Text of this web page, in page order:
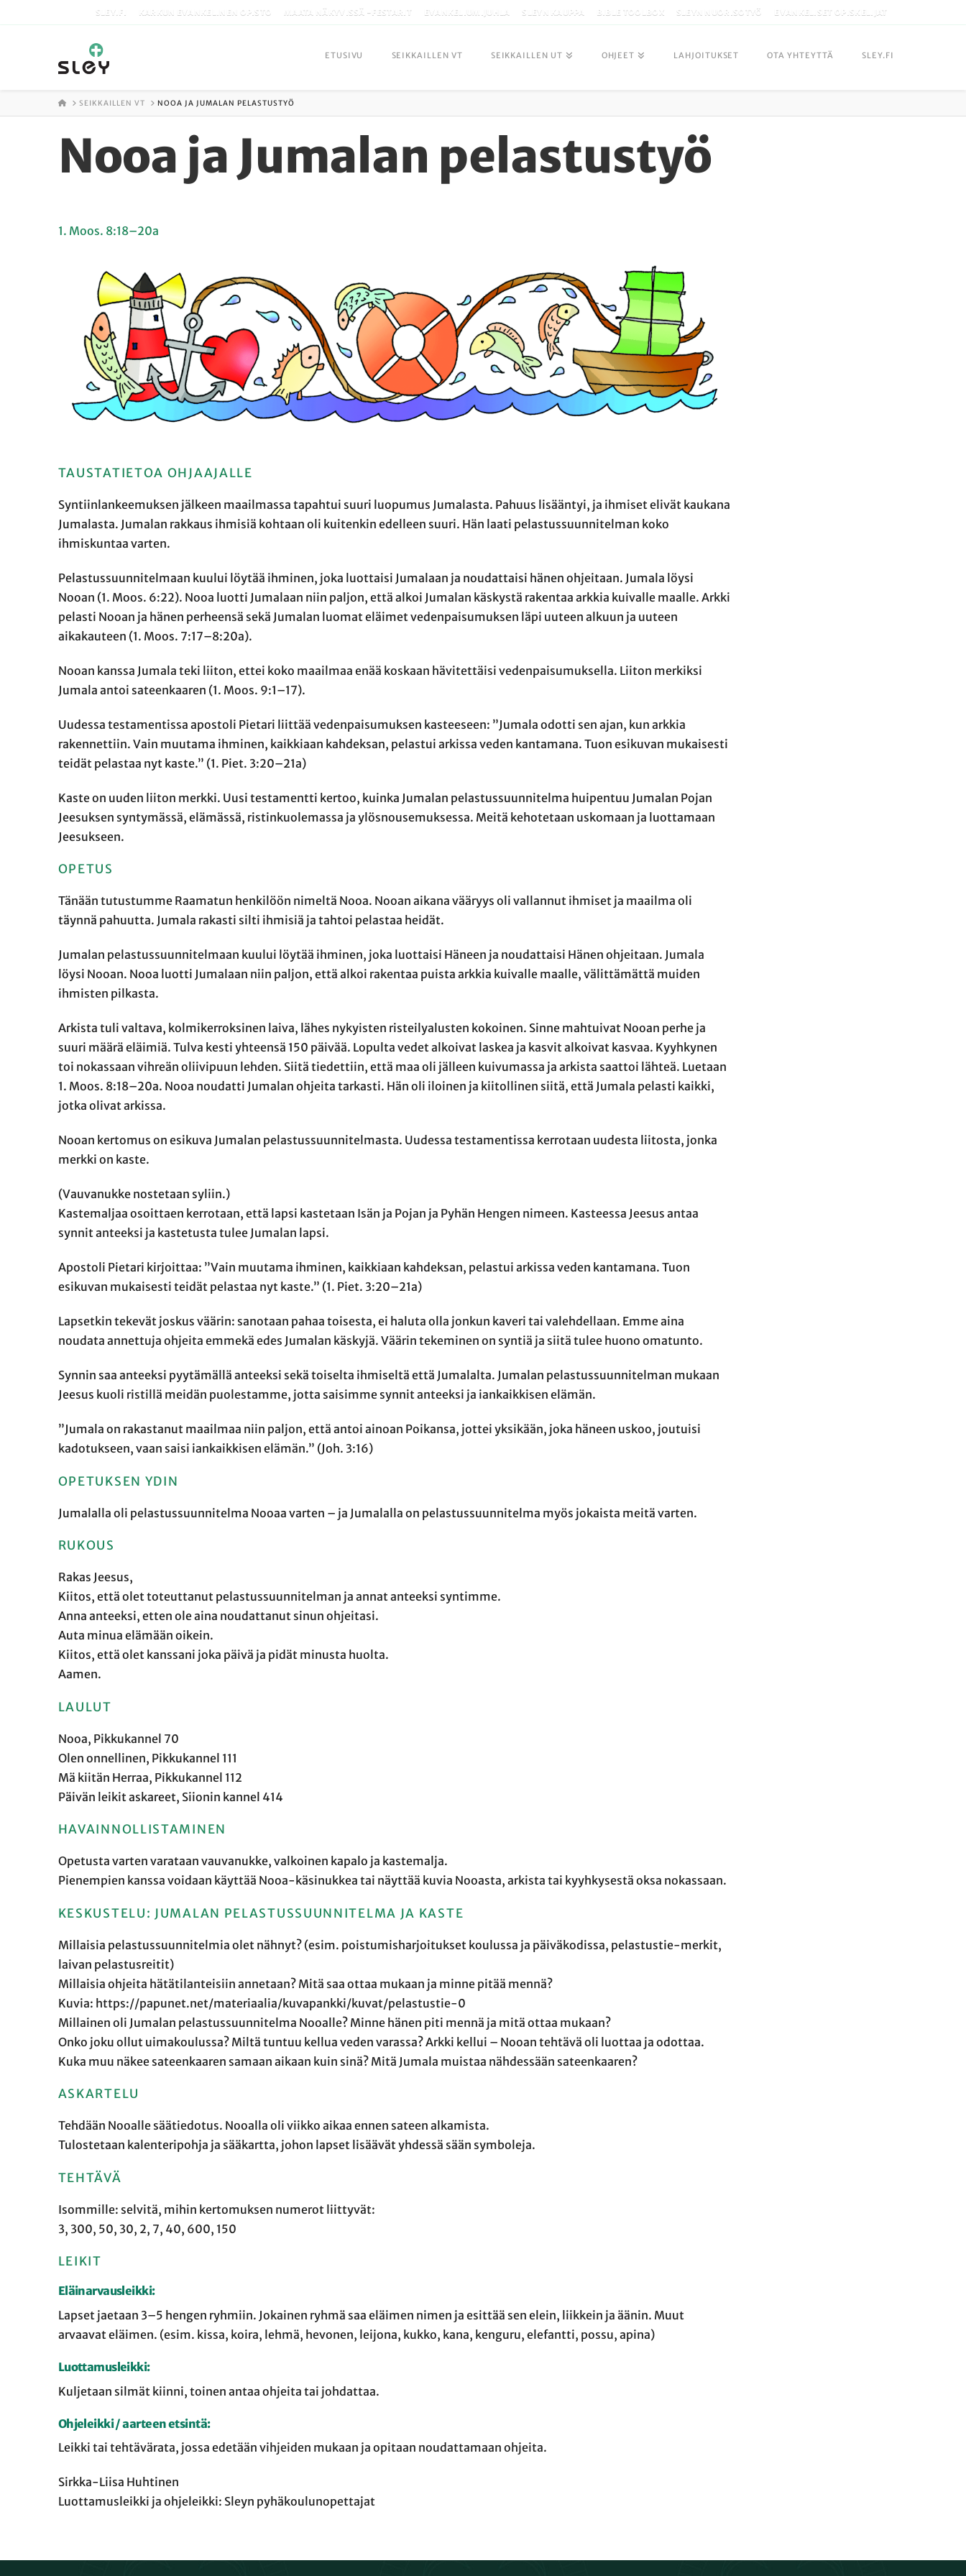
SLEY.FI KARKUN EVANKELINEN OPISTO MAATA NÄKYVISSÄ -FESTARIT EVANKELIUMIJUHLA SLEYN KAUPPA BIBLE TOOLBOX SLEYN NUORISOTYÖ EVANKELISET OPISKELIJAT
ETUSIVU SEIKKAILLEN VT SEIKKAILLEN UT OHJEET LAHJOITUKSET OTA YHTEYTTÄ SLEY.FI
ETUSIVU
SEIKKAILLEN VT NOOA JA JUMALAN PELASTUSTYÖ
Nooa ja Jumalan pelastustyö
1. Moos. 8:18–20a
TAUSTATIETOA OHJAAJALLE
Syntiinlankeemuksen jälkeen maailmassa tapahtui suuri luopumus Jumalasta. Pahuus lisääntyi, ja ihmiset elivät kaukana
Jumalasta. Jumalan rakkaus ihmisiä kohtaan oli kuitenkin edelleen suuri. Hän laati pelastussuunnitelman koko
ihmiskuntaa varten.
Pelastussuunnitelmaan kuului löytää ihminen, joka luottaisi Jumalaan ja noudattaisi hänen ohjeitaan. Jumala löysi
Nooan (1. Moos. 6:22). Nooa luotti Jumalaan niin paljon, että alkoi Jumalan käskystä rakentaa arkkia kuivalle maalle. Arkki
pelasti Nooan ja hänen perheensä sekä Jumalan luomat eläimet vedenpaisumuksen läpi uuteen alkuun ja uuteen
aikakauteen (1. Moos. 7:17–8:20a).
Nooan kanssa Jumala teki liiton, ettei koko maailmaa enää koskaan hävitettäisi vedenpaisumuksella. Liiton merkiksi
Jumala antoi sateenkaaren (1. Moos. 9:1–17).
Uudessa testamentissa apostoli Pietari liittää vedenpaisumuksen kasteeseen: ”Jumala odotti sen ajan, kun arkkia
rakennettiin. Vain muutama ihminen, kaikkiaan kahdeksan, pelastui arkissa veden kantamana. Tuon esikuvan mukaisesti
teidät pelastaa nyt kaste.” (1. Piet. 3:20–21a)
Kaste on uuden liiton merkki. Uusi testamentti kertoo, kuinka Jumalan pelastussuunnitelma huipentuu Jumalan Pojan
Jeesuksen syntymässä, elämässä, ristinkuolemassa ja ylösnousemuksessa. Meitä kehotetaan uskomaan ja luottamaan
Jeesukseen.
OPETUS
Tänään tutustumme Raamatun henkilöön nimeltä Nooa. Nooan aikana vääryys oli vallannut ihmiset ja maailma oli
täynnä pahuutta. Jumala rakasti silti ihmisiä ja tahtoi pelastaa heidät.
Jumalan pelastussuunnitelmaan kuului löytää ihminen, joka luottaisi Häneen ja noudattaisi Hänen ohjeitaan. Jumala
löysi Nooan. Nooa luotti Jumalaan niin paljon, että alkoi rakentaa puista arkkia kuivalle maalle, välittämättä muiden
ihmisten pilkasta.
Arkista tuli valtava, kolmikerroksinen laiva, lähes nykyisten risteilyalusten kokoinen. Sinne mahtuivat Nooan perhe ja
suuri määrä eläimiä. Tulva kesti yhteensä 150 päivää. Lopulta vedet alkoivat laskea ja kasvit alkoivat kasvaa. Kyyhkynen
toi nokassaan vihreän oliivipuun lehden. Siitä tiedettiin, että maa oli jälleen kuivumassa ja arkista saattoi lähteä. Luetaan
1. Moos. 8:18–20a. Nooa noudatti Jumalan ohjeita tarkasti. Hän oli iloinen ja kiitollinen siitä, että Jumala pelasti kaikki,
jotka olivat arkissa.
Nooan kertomus on esikuva Jumalan pelastussuunnitelmasta. Uudessa testamentissa kerrotaan uudesta liitosta, jonka
merkki on kaste.
(Vauvanukke nostetaan syliin.)
Kastemaljaa osoittaen kerrotaan, että lapsi kastetaan Isän ja Pojan ja Pyhän Hengen nimeen. Kasteessa Jeesus antaa
synnit anteeksi ja kastetusta tulee Jumalan lapsi.
Apostoli Pietari kirjoittaa: ”Vain muutama ihminen, kaikkiaan kahdeksan, pelastui arkissa veden kantamana. Tuon
esikuvan mukaisesti teidät pelastaa nyt kaste.” (1. Piet. 3:20–21a)
Lapsetkin tekevät joskus väärin: sanotaan pahaa toisesta, ei haluta olla jonkun kaveri tai valehdellaan. Emme aina
noudata annettuja ohjeita emmekä edes Jumalan käskyjä. Väärin tekeminen on syntiä ja siitä tulee huono omatunto.
Synnin saa anteeksi pyytämällä anteeksi sekä toiselta ihmiseltä että Jumalalta. Jumalan pelastussuunnitelman mukaan
Jeesus kuoli ristillä meidän puolestamme, jotta saisimme synnit anteeksi ja iankaikkisen elämän.
”Jumala on rakastanut maailmaa niin paljon, että antoi ainoan Poikansa, jottei yksikään, joka häneen uskoo, joutuisi
kadotukseen, vaan saisi iankaikkisen elämän.” (Joh. 3:16)
OPETUKSEN YDIN
Jumalalla oli pelastussuunnitelma Nooaa varten – ja Jumalalla on pelastussuunnitelma myös jokaista meitä varten.
RUKOUS
Rakas Jeesus,
Kiitos, että olet toteuttanut pelastussuunnitelman ja annat anteeksi syntimme.
Anna anteeksi, etten ole aina noudattanut sinun ohjeitasi.
Auta minua elämään oikein.
Kiitos, että olet kanssani joka päivä ja pidät minusta huolta.
Aamen.
LAULUT
Nooa, Pikkukannel 70
Olen onnellinen, Pikkukannel 111
Mä kiitän Herraa, Pikkukannel 112
Päivän leikit askareet, Siionin kannel 414
HAVAINNOLLISTAMINEN
Opetusta varten varataan vauvanukke, valkoinen kapalo ja kastemalja.
Pienempien kanssa voidaan käyttää Nooa-käsinukkea tai näyttää kuvia Nooasta, arkista tai kyyhkysestä oksa nokassaan.
KESKUSTELU: JUMALAN PELASTUSSUUNNITELMA JA KASTE
Millaisia pelastussuunnitelmia olet nähnyt? (esim. poistumisharjoitukset koulussa ja päiväkodissa, pelastustie-merkit,
laivan pelastusreitit)
Millaisia ohjeita hätätilanteisiin annetaan? Mitä saa ottaa mukaan ja minne pitää mennä?
Kuvia: https://papunet.net/materiaalia/kuvapankki/kuvat/pelastustie-0
Millainen oli Jumalan pelastussuunnitelma Nooalle? Minne hänen piti mennä ja mitä ottaa mukaan?
Onko joku ollut uimakoulussa? Miltä tuntuu kellua veden varassa? Arkki kellui – Nooan tehtävä oli luottaa ja odottaa.
Kuka muu näkee sateenkaaren samaan aikaan kuin sinä? Mitä Jumala muistaa nähdessään sateenkaaren?
ASKARTELU
Tehdään Nooalle säätiedotus. Nooalla oli viikko aikaa ennen sateen alkamista.
Tulostetaan kalenteripohja ja sääkartta, johon lapset lisäävät yhdessä sään symboleja.
TEHTÄVÄ
Isommille: selvitä, mihin kertomuksen numerot liittyvät:
3, 300, 50, 30, 2, 7, 40, 600, 150
LEIKIT
Eläinarvausleikki:
Lapset jaetaan 3–5 hengen ryhmiin. Jokainen ryhmä saa eläimen nimen ja esittää sen elein, liikkein ja äänin. Muut
arvaavat eläimen. (esim. kissa, koira, lehmä, hevonen, leijona, kukko, kana, kenguru, elefantti, possu, apina)
Luottamusleikki:
Kuljetaan silmät kiinni, toinen antaa ohjeita tai johdattaa.
Ohjeleikki / aarteen etsintä:
Leikki tai tehtävärata, jossa edetään vihjeiden mukaan ja opitaan noudattamaan ohjeita.
Sirkka-Liisa Huhtinen
Luottamusleikki ja ohjeleikki: Sleyn pyhäkoulunopettajat